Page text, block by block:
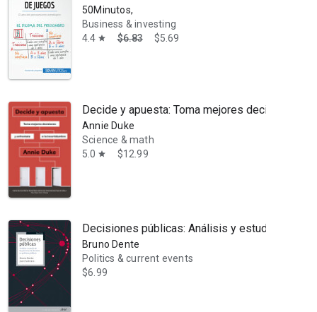
50Minutos,
Business & investing
4.4 star $6.83 $5.69
Decide y apuesta: Toma mejores decisiones y
Annie Duke
Science & math
5.0 star $12.99
Decisiones públicas: Análisis y estudio de
Bruno Dente
Politics & current events
$6.99